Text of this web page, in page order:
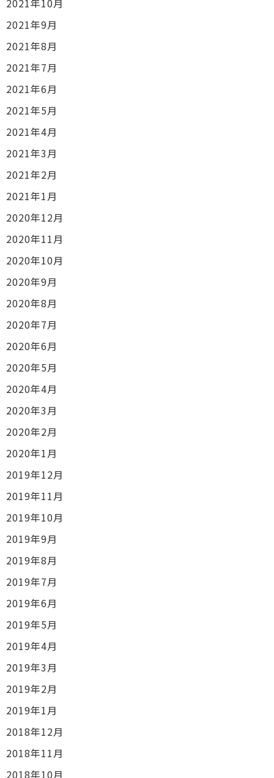
2021年9月
2021年8月
2021年7月
2021年6月
2021年5月
2021年4月
2021年3月
2021年2月
2021年1月
2020年12月
2020年11月
2020年10月
2020年9月
2020年8月
2020年7月
2020年6月
2020年5月
2020年4月
2020年3月
2020年2月
2020年1月
2019年12月
2019年11月
2019年10月
2019年9月
2019年8月
2019年7月
2019年6月
2019年5月
2019年4月
2019年3月
2019年2月
2019年1月
2018年12月
2018年11月
2018年10月